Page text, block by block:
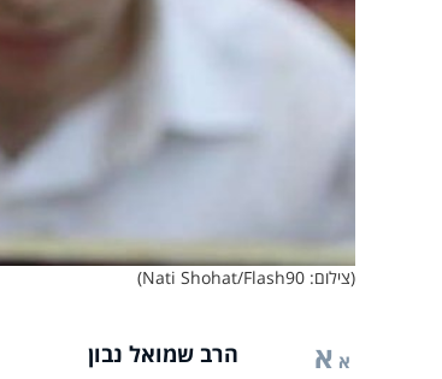
(צילום: Nati Shohat/Flash90)
א א הרב שמואל נבון